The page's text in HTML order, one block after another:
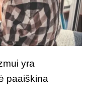
yra
paaiškina